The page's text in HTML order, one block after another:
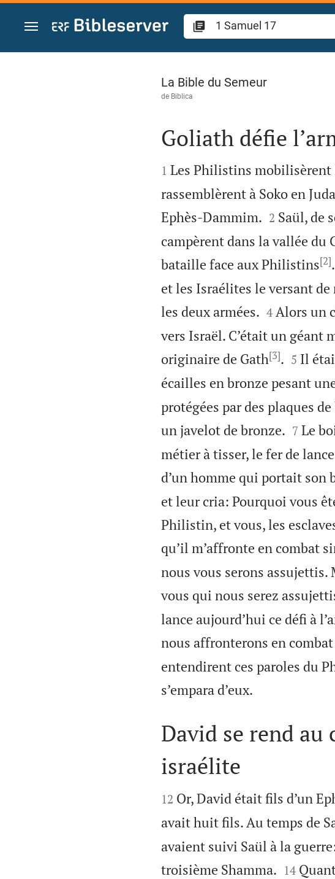
Aller vers contenu
1 Samuel 17
La Bible du Semeur
de Biblica

Goliath défie

1 Les Philistins mobilisèrent
rassemblèrent à Soko en
Ephès-Dammim.
2 Saül, de
campèrent dans la vallée du
bataille face aux Philistins[2].
et les Israélites le versant
les deux armées.
4 Alors un
vers Israël. C’était un géant
originaire de Gath[3].
5 Il
écailles en bronze pesant
protégées par des plaques
un javelot de bronze.
7 Le
métier à tisser, le fer de
d’un homme qui portait son
et leur cria: Pourquoi vous
Philistin, et vous, les
qu’il m’affronte en combat
nous vous serons assujettis.
vous qui nous serez
lance aujourd’hui ce défi à
nous affronterons en
entendirent ces paroles du
s’empara d’eux.

David se rend au
israélite

12 Or, David était fils d’un
avait huit fils. Au temps de
avaient suivi Saül à la
troisième Shamma.
14